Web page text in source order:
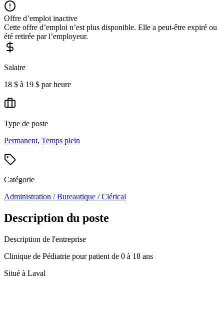
Offre d’emploi inactive
Cette offre d’emploi n’est plus disponible. Elle a peut-être expiré ou
été retirée par l’employeur.
Salaire
18 $ à 19 $ par heure
Type de poste
Permanent, Temps plein
Catégorie
Administration / Bureautique / Clérical
Description du poste
Description de l'entreprise
Clinique de Pédiatrie pour patient de 0 à 18 ans
Situé à Laval